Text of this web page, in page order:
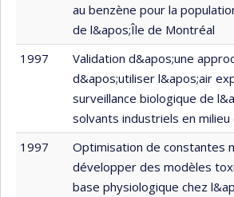
au benzène pour la
de l&apos;Île de Montréal
1997
Validation d&apos;une
d&apos;utiliser l&apos;air
surveillance biologique de
solvants industriels en milieu
1997
Optimisation de constantes
développer des modèles
base physiologique chez